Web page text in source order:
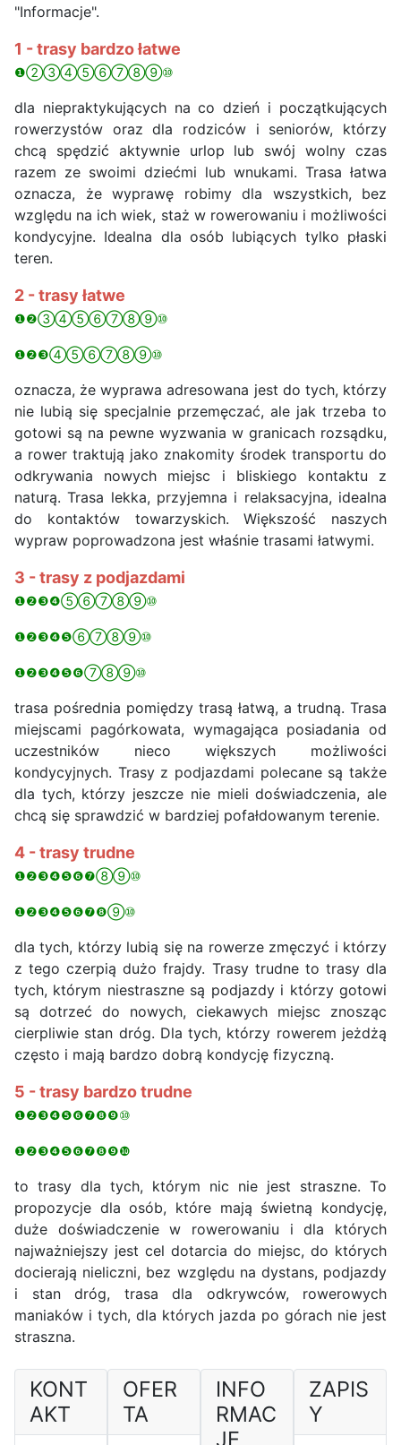
"Informacje".
1 - trasy bardzo łatwe
❶②③④⑤⑥⑦⑧⑨⑩
dla niepraktykujących na co dzień i początkujących
rowerzystów oraz dla rodziców i seniorów, którzy
chcą spędzić aktywnie urlop lub swój wolny czas
razem ze swoimi dziećmi lub wnukami. Trasa łatwa
oznacza, że wyprawę robimy dla wszystkich, bez
względu na ich wiek, staż w rowerowaniu i możliwości
kondycyjne. Idealna dla osób lubiących tylko płaski
teren.
2 - trasy łatwe
❶❷③④⑤⑥⑦⑧⑨⑩
❶❷❸④⑤⑥⑦⑧⑨⑩
oznacza, że wyprawa adresowana jest do tych, którzy
nie lubią się specjalnie przemęczać, ale jak trzeba to
gotowi są na pewne wyzwania w granicach rozsądku,
a rower traktują jako znakomity środek transportu do
odkrywania nowych miejsc i bliskiego kontaktu z
naturą. Trasa lekka, przyjemna i relaksacyjna, idealna
do kontaktów towarzyskich. Większość naszych
wypraw poprowadzona jest właśnie trasami łatwymi.
3 - trasy z podjazdami
❶❷❸❹⑤⑥⑦⑧⑨⑩
❶❷❸❹❺⑥⑦⑧⑨⑩
❶❷❸❹❺❻⑦⑧⑨⑩
trasa pośrednia pomiędzy trasą łatwą, a trudną. Trasa
miejscami pagórkowata, wymagająca posiadania od
uczestników nieco większych możliwości
kondycyjnych. Trasy z podjazdami polecane są także
dla tych, którzy jeszcze nie mieli doświadczenia, ale
chcą się sprawdzić w bardziej pofałdowanym terenie.
4 - trasy trudne
❶❷❸❹❺❻❼⑧⑨⑩
❶❷❸❹❺❻❼❽⑨⑩
dla tych, którzy lubią się na rowerze zmęczyć i którzy
z tego czerpią dużo frajdy. Trasy trudne to trasy dla
tych, którym niestraszne są podjazdy i którzy gotowi
są dotrzeć do nowych, ciekawych miejsc znosząc
cierpliwie stan dróg. Dla tych, którzy rowerem jeżdżą
często i mają bardzo dobrą kondycję fizyczną.
5 - trasy bardzo trudne
❶❷❸❹❺❻❼❽❾⑩
❶❷❸❹❺❻❼❽❾❿
to trasy dla tych, którym nic nie jest straszne. To
propozycje dla osób, które mają świetną kondycję,
duże doświadczenie w rowerowaniu i dla których
najważniejszy jest cel dotarcia do miejsc, do których
docierają nieliczni, bez względu na dystans, podjazdy
i stan dróg, trasa dla odkrywców, rowerowych
maniaków i tych, dla których jazda po górach nie jest
straszna.
KONT
AKT
OFER
TA
INFO
RMAC
JE
ZAPIS
Y